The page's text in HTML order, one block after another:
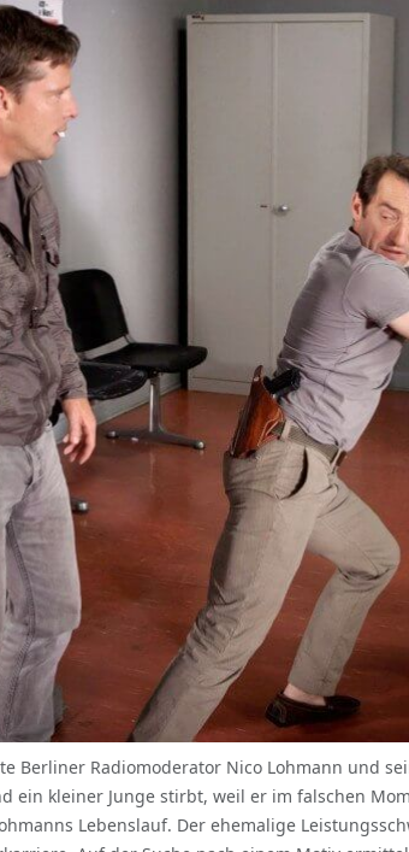
Berliner Radiomoderator Nico Lohmann und
ein kleiner Junge stirbt, weil er im falschen
Lebenslauf. Der ehemalige